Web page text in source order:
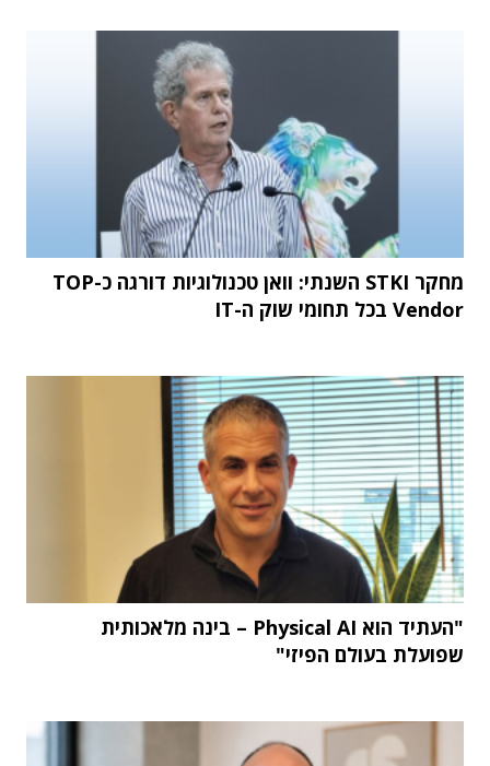
מחקר STKI השנתי: וואן טכנולוגיות דורגה כ-TOP
Vendor בכל תחומי שוק ה-IT
"העתיד הוא Physical AI – בינה מלאכותית
שפועלת בעולם הפיזי"